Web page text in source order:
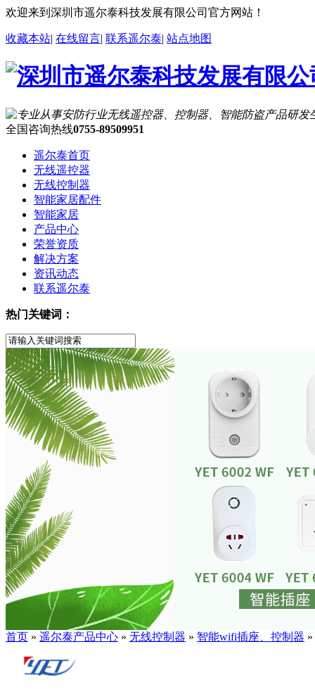
欢迎来到深圳市遥尔泰科技发展有限公司官方网站！
收藏本站| 在线留言| 联系遥尔泰| 站点地图
全国咨询热线0755-89509951
遥尔泰首页
无线遥控器
无线控制器
智能家居配件
智能家居
产品中心
荣誉资质
解决方案
资讯动态
联系遥尔泰
热门关键词：
首页 » 遥尔泰产品中心 » 无线控制器 » 智能wifi插座、控制器 »